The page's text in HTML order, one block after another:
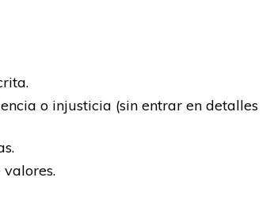
o injusticia (sin entrar en detalles